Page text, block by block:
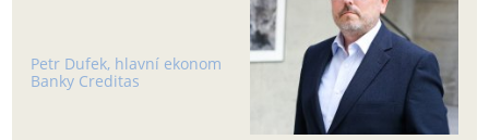
Petr Dufek, hlavní ekonom
Banky Creditas